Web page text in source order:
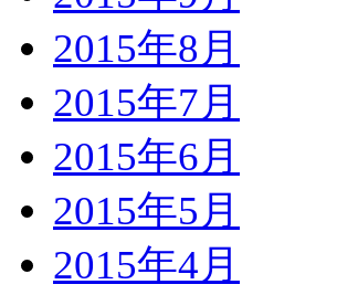
2015年8月
2015年7月
2015年6月
2015年5月
2015年4月